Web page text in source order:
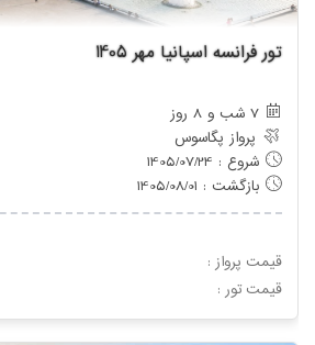
تور فرانسه اسپانیا مهر 1405
7 شب و 8 روز
پرواز پگاسوس
شروع : 1405/07/24
بازگشت : 1405/08/01
قیمت پرواز :
: قیمت تور